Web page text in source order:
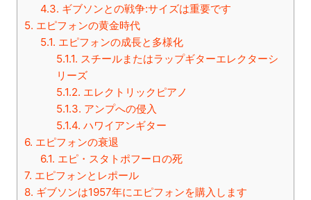
4.3. ギブソンとの戦争:サイズは重要です
5. エピフォンの黄金時代
5.1. エピフォンの成長と多様化
5.1.1. スチールまたはラップギターエレクターシ
リーズ
5.1.2. エレクトリックピアノ
5.1.3. アンプへの侵入
5.1.4. ハワイアンギター
6. エピフォンの衰退
6.1. エピ・スタトポフーロの死
7. エピフォンとレポール
8. ギブソンは1957年にエピフォンを購入します